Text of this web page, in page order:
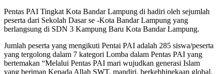
Pentas PAI Tingkat Kota Bandar Lampung di hadiri oleh sejumlah
peserta dari Sekolah Dasar se -Kota Bandar Lampung yang
berlangsung di SDN 3 Kampung Baru Kota Bandar Lampung.
Jumlah peserta yang mengikuti Pentai PAI adalah 285 siswa/peserta
yang tergolong dalam 7 kategori Lomba dalam Pentas PAI yang
bertemakan “Melalui Pentas PAI mari wujudkan generasi Islam
yang beriman Kepada Allah SWT, mandiri, berkebhinekaan global,